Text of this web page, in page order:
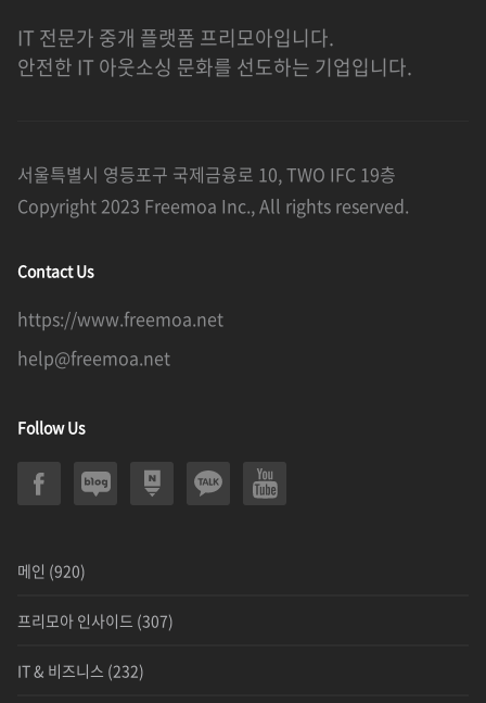
IT 전문가 중개 플랫폼 프리모아입니다.
안전한 IT 아웃소싱 문화를 선도하는 기업입니다.
서울특별시 영등포구 국제금융로 10, TWO IFC 19층
Copyright 2023 Freemoa Inc., All rights reserved.
Contact Us
https://www.freemoa.net
help@freemoa.net
Follow Us
메인 (920)
프리모아 인사이드 (307)
IT & 비즈니스 (232)